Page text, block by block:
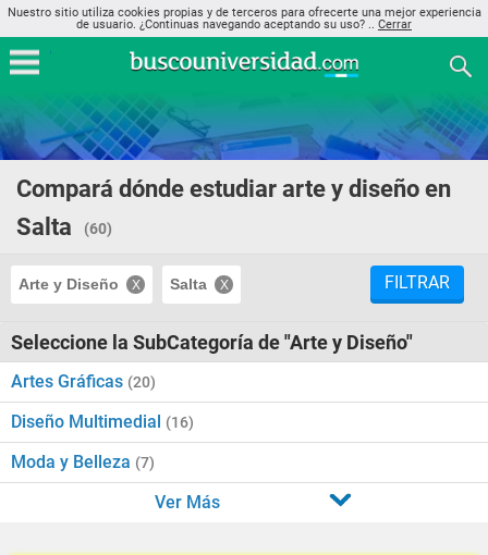
Nuestro sitio utiliza cookies propias y de terceros para ofrecerte una mejor experiencia
de usuario. ¿Continuas navegando aceptando su uso? .. Cerrar
Compará dónde estudiar arte y diseño en
Salta
(60)
Arte y Diseño Salta FILTRAR
Seleccione la SubCategoría de "Arte y Diseño"
Artes Gráficas (20)
Diseño Multimedial (16)
Moda y Belleza (7)
Ver Más